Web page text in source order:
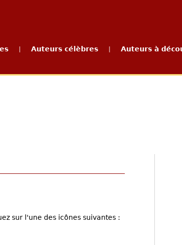
Auteurs célèbres Auteurs à
sur l'une des icônes suivantes :